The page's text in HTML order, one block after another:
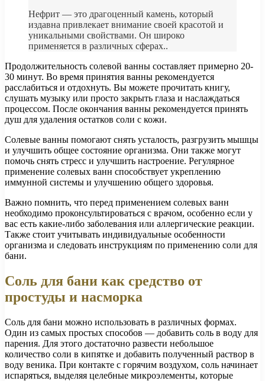
Нефрит — это драгоценный камень, который
издавна привлекает внимание своей красотой и
уникальными свойствами. Он широко
применяется в различных сферах..
Продолжительность солевой ванны составляет примерно 20-
30 минут. Во время принятия ванны рекомендуется
расслабиться и отдохнуть. Вы можете прочитать книгу,
слушать музыку или просто закрыть глаза и наслаждаться
процессом. После окончания ванны рекомендуется принять
душ для удаления остатков соли с кожи.
Солевые ванны помогают снять усталость, разгрузить мышцы
и улучшить общее состояние организма. Они также могут
помочь снять стресс и улучшить настроение. Регулярное
применение солевых ванн способствует укреплению
иммунной системы и улучшению общего здоровья.
Важно помнить, что перед применением солевых ванн
необходимо проконсультироваться с врачом, особенно если у
вас есть какие-либо заболевания или аллергические реакции.
Также стоит учитывать индивидуальные особенности
организма и следовать инструкциям по применению соли для
бани.
Соль для бани как средство от
простуды и насморка
Соль для бани можно использовать в различных формах.
Один из самых простых способов — добавить соль в воду для
парения. Для этого достаточно развести небольшое
количество соли в кипятке и добавить полученный раствор в
воду веника. При контакте с горячим воздухом, соль начинает
испаряться, выделяя целебные микроэлементы, которые